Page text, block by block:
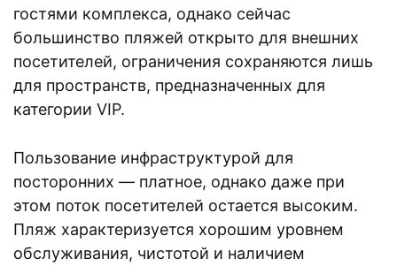
гостями комплекса, однако сейчас
большинство пляжей открыто для внешних
посетителей, ограничения сохраняются лишь
для пространств, предназначенных для
категории VIP.
Пользование инфраструктурой для
посторонних — платное, однако даже при
этом поток посетителей остается высоким.
Пляж характеризуется хорошим уровнем
обслуживания, чистотой и наличием